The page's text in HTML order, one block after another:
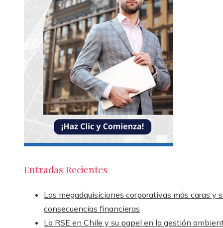
Entradas Recientes
Las megadquisiciones corporativas más caras y
consecuencias financieras
La RSE en Chile y su papel en la gestión